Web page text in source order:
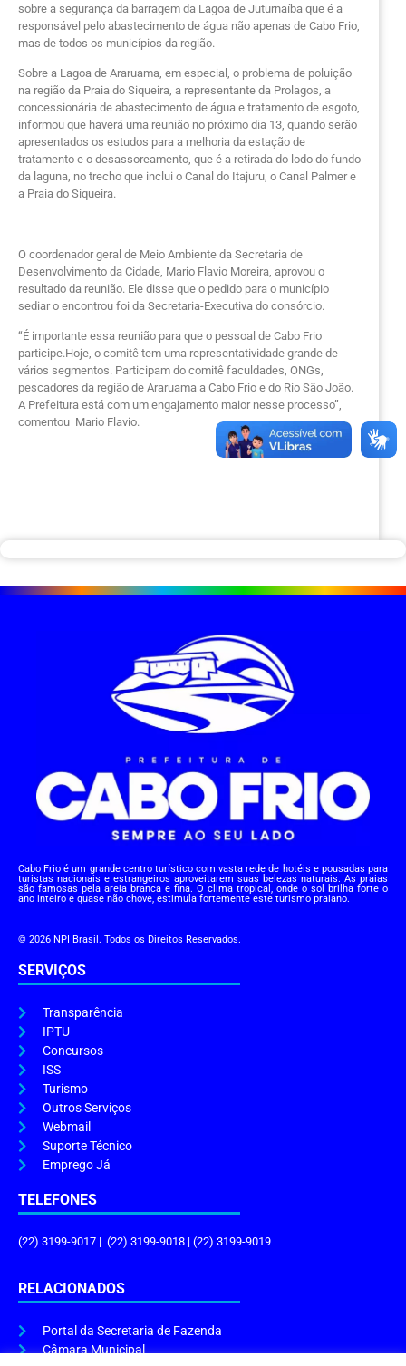
sobre a segurança da barragem da Lagoa de Juturnaíba que é a
responsável pelo abastecimento de água não apenas de Cabo Frio,
mas de todos os municípios da região.
Sobre a Lagoa de Araruama, em especial, o problema de poluição
na região da Praia do Siqueira, a representante da Prolagos, a
concessionária de abastecimento de água e tratamento de esgoto,
informou que haverá uma reunião no próximo dia 13, quando serão
apresentados os estudos para a melhoria da estação de
tratamento e o desassoreamento, que é a retirada do lodo do fundo
da laguna, no trecho que inclui o Canal do Itajuru, o Canal Palmer e
a Praia do Siqueira.
O coordenador geral de Meio Ambiente da Secretaria de
Desenvolvimento da Cidade, Mario Flavio Moreira, aprovou o
resultado da reunião. Ele disse que o pedido para o município
sediar o encontrou foi da Secretaria-Executiva do consórcio.
“É importante essa reunião para que o pessoal de Cabo Frio
participe.Hoje, o comitê tem uma representatividade grande de
vários segmentos. Participam do comitê faculdades, ONGs,
pescadores da região de Araruama a Cabo Frio e do Rio São João.
A Prefeitura está com um engajamento maior nesse processo”,
comentou Mario Flavio.
Cabo Frio é um grande centro turístico com vasta rede de hotéis e pousadas para
turistas nacionais e estrangeiros aproveitarem suas belezas naturais. As praias
são famosas pela areia branca e fina. O clima tropical, onde o sol brilha forte o
ano inteiro e quase não chove, estimula fortemente este turismo praiano.
© 2026 NPI Brasil. Todos os Direitos Reservados.
SERVIÇOS
Transparência
IPTU
Concursos
ISS
Turismo
Outros Serviços
Webmail
Suporte Técnico
Emprego Já
TELEFONES
(22) 3199-9017 | (22) 3199-9018 | (22) 3199-9019
RELACIONADOS
Portal da Secretaria de Fazenda
Câmara Municipal